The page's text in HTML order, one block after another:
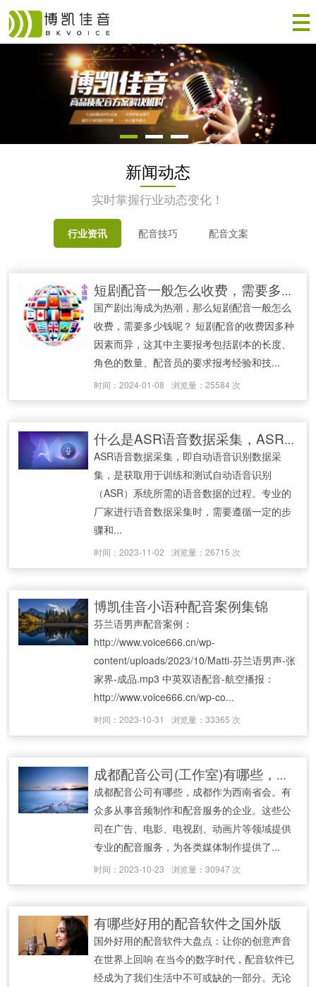
新闻动态
实时掌握行业动态变化！
行业资讯 配音技巧 配音文案
短剧配音一般怎么收费，需要多少钱
国产剧出海成为热潮，那么短剧配音一般怎么
收费，需要多少钱呢？ 短剧配音的收费因多种
因素而异，这其中主要报考包括剧本的长度、
角色的数量、配音员的要求报考经验和技...
时间：2024-01-08 浏览量：25584 次
什么是ASR语音数据采集，ASR厂家如何进行采集
ASR语音数据采集，即自动语音识别数据采
集，是获取用于训练和测试自动语音识别
（ASR）系统所需的语音数据的过程。专业的
厂家进行语音数据采集时，需要遵循一定的步
骤和...
时间：2023-11-02 浏览量：26715 次
博凯佳音小语种配音案例集锦
芬兰语男声配音案例：
http://www.voice666.cn/wp-
content/uploads/2023/10/Matti-芬兰语男声-张
家界-成品.mp3 中英双语配音-航空播报：
http://www.voice666.cn/wp-co...
时间：2023-10-31 浏览量：33365 次
成都配音公司(工作室)有哪些，最新整理2023
成都配音公司有哪些，成都作为西南省会。有
众多从事音频制作和配音服务的企业。这些公
司在广告、电影、电视剧、动画片等领域提供
专业的配音服务，为各类媒体制作提供了...
时间：2023-10-23 浏览量：30947 次
有哪些好用的配音软件之国外版
国外好用的配音软件大盘点：让你的创意声音
在世界上回响 在当今的数字时代，配音软件已
经成为了我们生活中不可或缺的一部分。无论